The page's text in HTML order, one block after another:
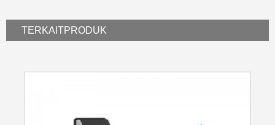
TERKAITPRODUK